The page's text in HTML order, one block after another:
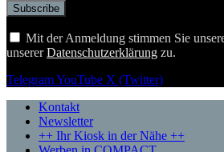
Mit der Anmeldung stimmen Sie
unsererDatenschutzerklärung zu.
TelegramYouTube X (Twitter)
Kontakt
Newsletter
++ Ihr Kiosk in der Nähe ++